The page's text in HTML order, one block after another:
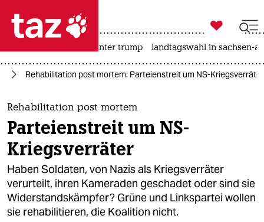
 taz zahl ich
taz zahl ich
themen
politik
öko
gesellschaft
kultur

taz zahl ich
usa unter trump landtagswahl in sachsen-
Rehabilitation post mortem: Parteienstreit um NS-Kriegsverräter
Rehabilitation post mortem
Parteienstreit um NS-
Kriegsverräter
Haben Soldaten, von Nazis als Kriegsverräter
verurteilt, ihren Kameraden geschadet oder sind sie
Widerstandskämpfer? Grüne und Linkspartei wollen
sie rehabilitieren, die Koalition nicht.